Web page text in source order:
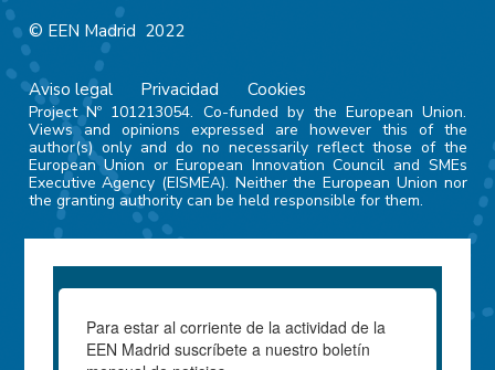
© EEN Madrid 2022
Aviso legal Privacidad Cookies
Project Nº 101213054. Co-funded by the European Union.
Views and opinions expressed are however this of the
author(s) only and do no necessarily reflect those of the
European Union or European Innovation Council and SMEs
Executive Agency (EISMEA). Neither the European Union nor
the granting authority can be held responsible for them.